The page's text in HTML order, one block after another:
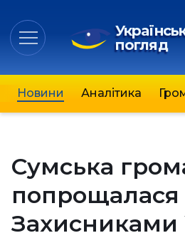
погляд
Новини Аналітика
Сумська
попрощалася
Захисниками